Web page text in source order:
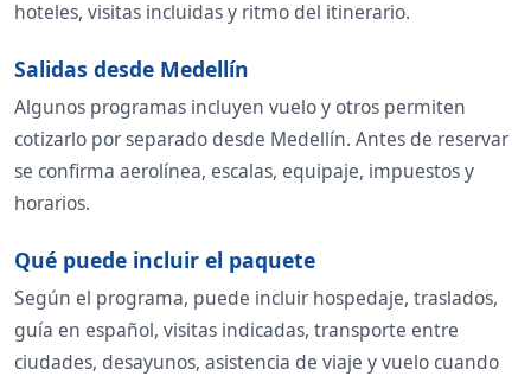
hoteles, visitas incluidas y ritmo del itinerario.
Salidas desde Medellín
Algunos programas incluyen vuelo y otros permiten
cotizarlo por separado desde Medellín. Antes de reservar
se confirma aerolínea, escalas, equipaje, impuestos y
horarios.
Qué puede incluir el paquete
Según el programa, puede incluir hospedaje, traslados,
guía en español, visitas indicadas, transporte entre
ciudades, desayunos, asistencia de viaje y vuelo cuando